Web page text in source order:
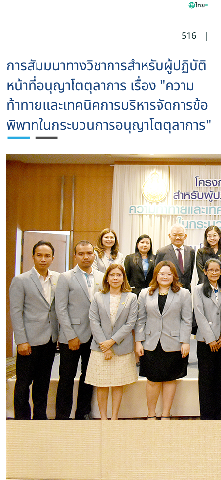
ไทย
516 |
การสัมมนาทางวิชาการสำหรับผู้ปฏิบัติ
หน้าที่อนุญาโตตุลาการ เรื่อง "ความ
ท้าทายและเทคนิคการบริหารจัดการข้อ
พิพาทในกระบวนการอนุญาโตตุลาการ"